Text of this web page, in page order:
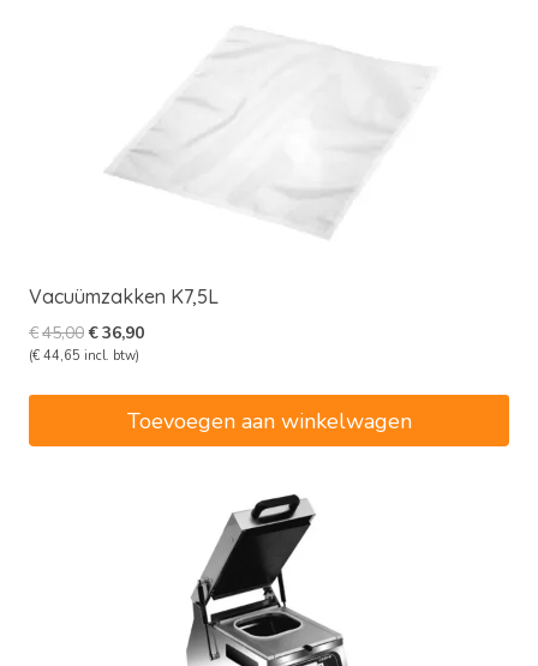
Vacuümzakken K7,5L
€45,00Oorspronkelijke
prijs
€36,90Huidige
(€ 44,65 incl. btw)
Toevoegen aan winkelwagen